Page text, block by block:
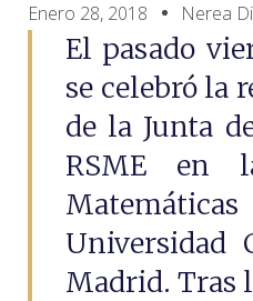
Enero 28, 2018 Nerea
El pasado
se celebró la
de la Junta
RSME en
Universidad
Madrid. Tras